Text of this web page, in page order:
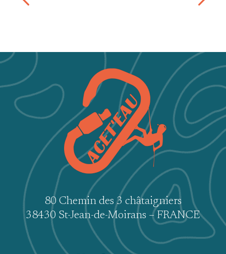
80 Chemin des 3 châtaigniers
38430 St-Jean-de-Moirans – FRANCE